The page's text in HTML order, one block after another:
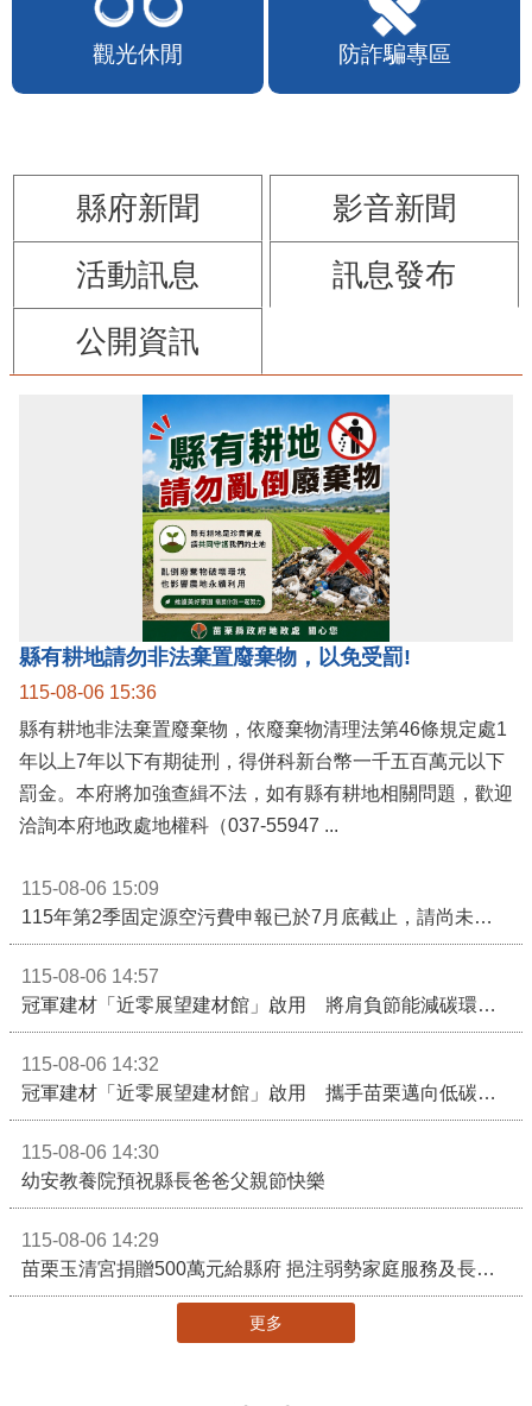
觀光休閒 防詐騙專區
縣府新聞
影音新聞
活動訊息
訊息發布
公開資訊
縣有耕地請勿非法棄置廢棄物，以免受罰!
115-08-06 15:36
縣有耕地非法棄置廢棄物，依廢棄物清理法第46條規定處1
年以上7年以下有期徒刑，得併科新台幣一千五百萬元以下
罰金。本府將加強查緝不法，如有縣有耕地相關問題，歡迎
洽詢本府地政處地權科（037-55947 ...
115-08-06 15:09
115年第2季固定源空污費申報已於7月底截止，請尚未申報公私場所儘速完成申繳，以免面臨滯納金及罰鍰!
115-08-06 14:57
冠軍建材「近零展望建材館」啟用 將肩負節能減碳環境教育重任
115-08-06 14:32
冠軍建材「近零展望建材館」啟用 攜手苗栗邁向低碳建築新未來
115-08-06 14:30
幼安教養院預祝縣長爸爸父親節快樂
115-08-06 14:29
苗栗玉清宮捐贈500萬元給縣府 挹注弱勢家庭服務及長照醫療資源
更多